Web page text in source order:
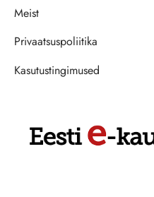
Meist
Privaatsuspoliitika
Kasutustingimused